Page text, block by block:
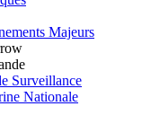
Majeurs
Surveillance
Nationale